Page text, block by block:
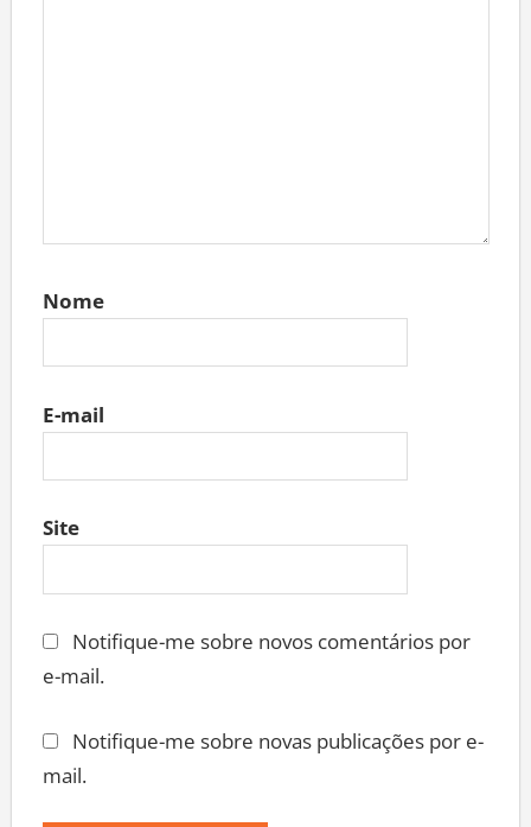
Nome
E-mail
Site
Notifique-me sobre novos comentários por
e-mail.
Notifique-me sobre novas publicações por e-
mail.